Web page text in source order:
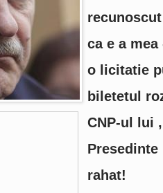
ca e a
o licitatie
biletetul
CNP-ul lui
Presedinte
rahat!